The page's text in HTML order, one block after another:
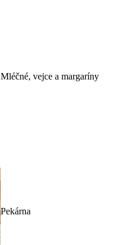
Mléčné, vejce a margaríny
Pekárna